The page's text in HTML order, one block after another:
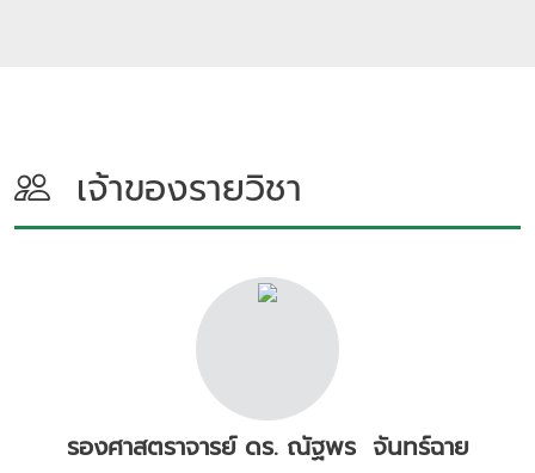
เจ้าของรายวิชา
รองศาสตราจารย์ ดร. ณัฐพร จันทร์ฉาย